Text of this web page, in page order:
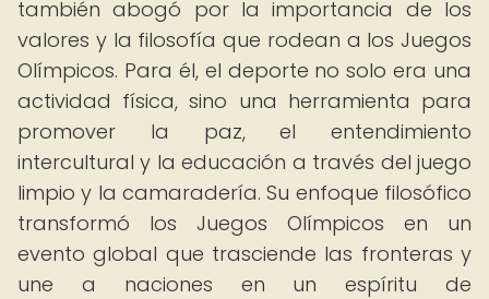
también abogó por la importancia de los
valores y la filosofía que rodean a los Juegos
Olímpicos. Para él, el deporte no solo era una
actividad física, sino una herramienta para
promover la paz, el entendimiento
intercultural y la educación a través del juego
limpio y la camaradería. Su enfoque filosófico
transformó los Juegos Olímpicos en un
evento global que trasciende las fronteras y
une a naciones en un espíritu de